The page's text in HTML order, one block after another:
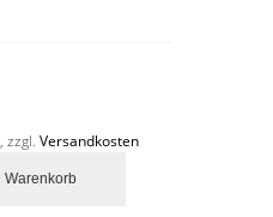
,zzgl.Versandkosten
Warenkorb